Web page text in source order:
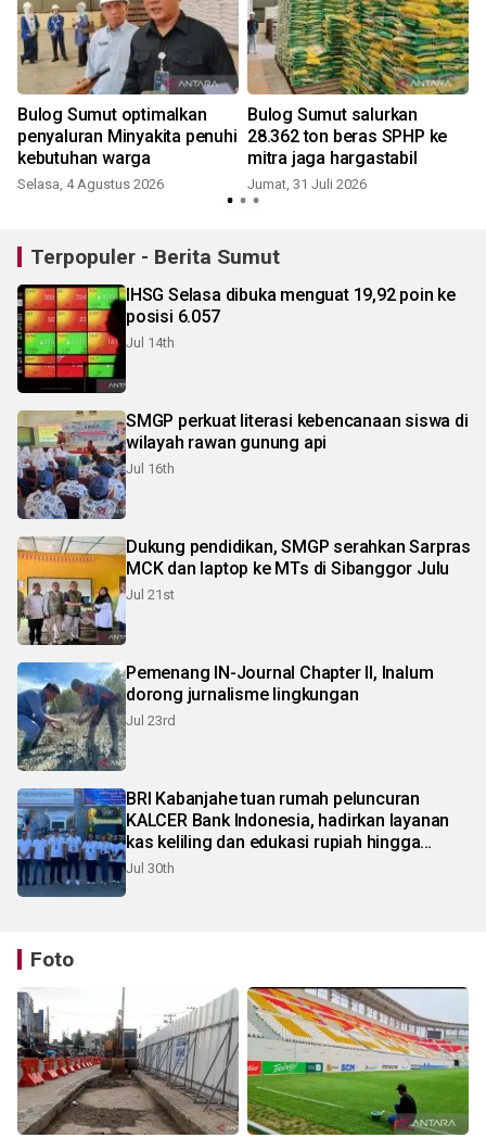
Bulog Sumut optimalkan
penyaluran Minyakita penuhi
kebutuhan warga
Selasa, 4 Agustus 2026
Bulog Sumut salurkan
28.362 ton beras SPHP ke
mitra jaga hargastabil
Jumat, 31 Juli 2026
Terpopuler - Berita Sumut
IHSG Selasa dibuka menguat 19,92 poin ke
posisi 6.057
Jul 14th
SMGP perkuat literasi kebencanaan siswa di
wilayah rawan gunung api
Jul 16th
Dukung pendidikan, SMGP serahkan Sarpras
MCK dan laptop ke MTs di Sibanggor Julu
Jul 21st
Pemenang IN-Journal Chapter II, Inalum
dorong jurnalisme lingkungan
Jul 23rd
BRI Kabanjahe tuan rumah peluncuran
KALCER Bank Indonesia, hadirkan layanan
kas keliling dan edukasi rupiah hingga
pelosok Karo
Jul 30th
Foto